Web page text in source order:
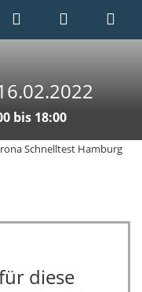
bis 18:00
Schnelltest Hamburg
diese